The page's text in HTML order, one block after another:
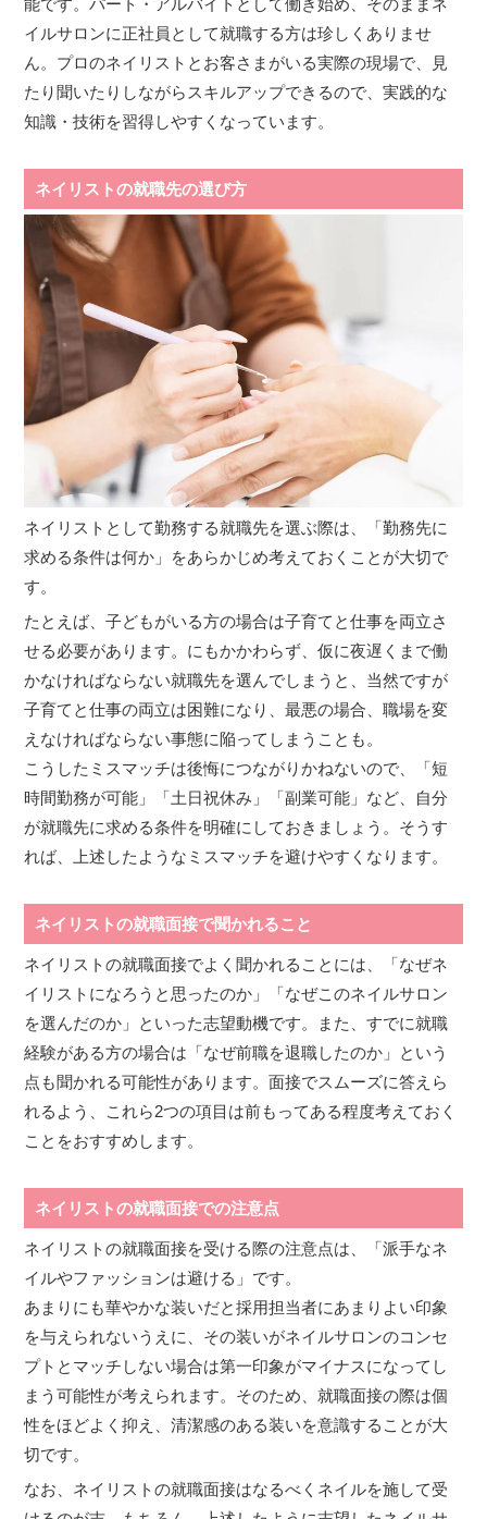
イルサロンに正社員として就職する方は珍しくありませ
ん。プロのネイリストとお客さまがいる実際の現場で、見
たり聞いたりしながらスキルアップできるので、実践的な
知識・技術を習得しやすくなっています。
ネイリストの就職先の選び方
ネイリストとして勤務する就職先を選ぶ際は、「勤務先に
求める条件は何か」をあらかじめ考えておくことが大切で
す。
たとえば、子どもがいる方の場合は子育てと仕事を両立さ
せる必要があります。にもかかわらず、仮に夜遅くまで働
かなければならない就職先を選んでしまうと、当然ですが
子育てと仕事の両立は困難になり、最悪の場合、職場を変
えなければならない事態に陥ってしまうことも。
こうしたミスマッチは後悔につながりかねないので、「短
時間勤務が可能」「土日祝休み」「副業可能」など、自分
が就職先に求める条件を明確にしておきましょう。そうす
れば、上述したようなミスマッチを避けやすくなります。
ネイリストの就職面接で聞かれること
ネイリストの就職面接でよく聞かれることには、「なぜネ
イリストになろうと思ったのか」「なぜこのネイルサロン
を選んだのか」といった志望動機です。また、すでに就職
経験がある方の場合は「なぜ前職を退職したのか」という
点も聞かれる可能性があります。面接でスムーズに答えら
れるよう、これら2つの項目は前もってある程度考えておく
ことをおすすめします。
ネイリストの就職面接での注意点
ネイリストの就職面接を受ける際の注意点は、「派手なネ
イルやファッションは避ける」です。
あまりにも華やかな装いだと採用担当者にあまりよい印象
を与えられないうえに、その装いがネイルサロンのコンセ
プトとマッチしない場合は第一印象がマイナスになってし
まう可能性が考えられます。そのため、就職面接の際は個
性をほどよく抑え、清潔感のある装いを意識することが大
切です。
なお、ネイリストの就職面接はなるべくネイルを施して受